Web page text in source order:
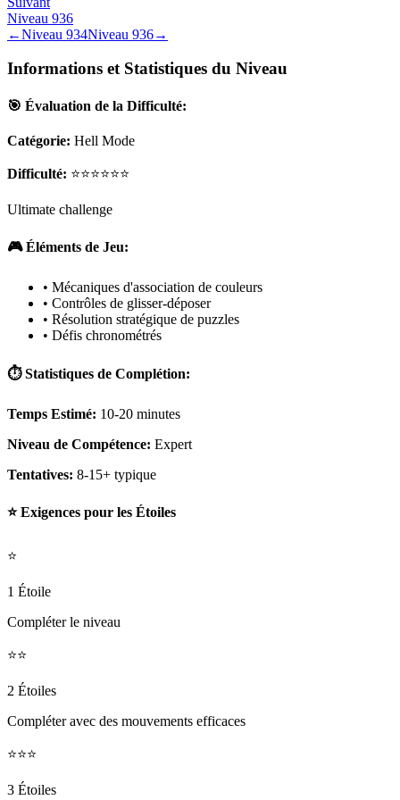
Niveau 936
←Niveau 934Niveau 936→
Informations et Statistiques du Niveau
🎯 Évaluation de la Difficulté:
Catégorie: Hell Mode
Difficulté: ⭐⭐⭐⭐⭐⭐
Ultimate challenge
🎮 Éléments de Jeu:
• Mécaniques d'association de couleurs
• Contrôles de glisser-déposer
• Résolution stratégique de puzzles
• Défis chronométrés
⏱️ Statistiques de Complétion:
Temps Estimé: 10-20 minutes
Niveau de Compétence: Expert
Tentatives: 8-15+ typique
⭐ Exigences pour les Étoiles
⭐
1 Étoile
Compléter le niveau
⭐⭐
2 Étoiles
Compléter avec des mouvements efficaces
⭐⭐⭐
3 Étoiles